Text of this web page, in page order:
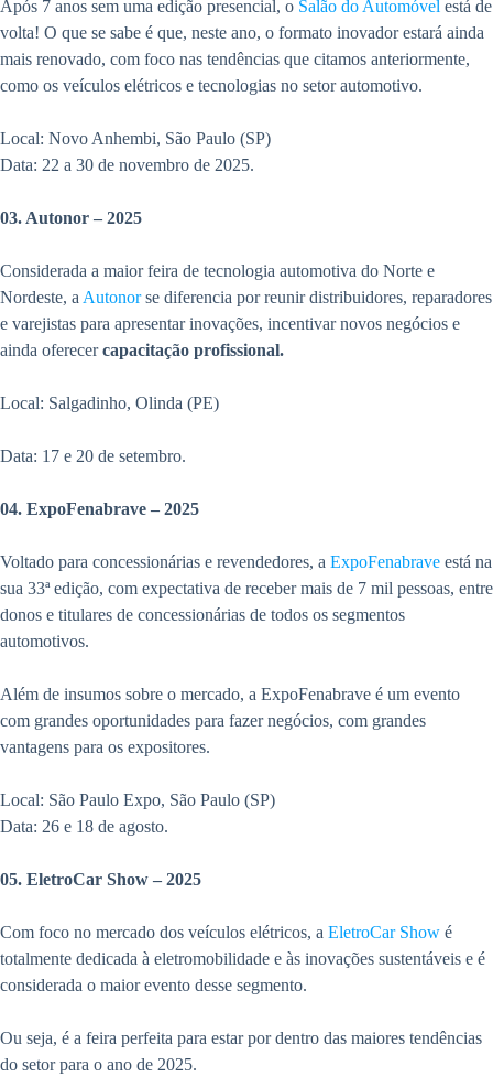
Após 7 anos sem uma edição presencial, o Salão do Automóvel está de
volta! O que se sabe é que, neste ano, o formato inovador estará ainda
mais renovado, com foco nas tendências que citamos anteriormente,
como os veículos elétricos e tecnologias no setor automotivo.
Local: Novo Anhembi, São Paulo (SP)
Data: 22 a 30 de novembro de 2025.
03. Autonor – 2025
Considerada a maior feira de tecnologia automotiva do Norte e
Nordeste, aAutonorse diferencia por reunir distribuidores, reparadores
e varejistas para apresentar inovações, incentivar novos negócios e
ainda oferecercapacitação profissional.
Local: Salgadinho, Olinda (PE)
Data: 17 e 20 de setembro.
04. ExpoFenabrave – 2025
Voltado para concessionárias e revendedores, a ExpoFenabrave está na
sua 33ª edição, com expectativa de receber mais de 7 mil pessoas, entre
donos e titulares de concessionárias de todos os segmentos
automotivos.
Além de insumos sobre o mercado, a ExpoFenabrave é um evento
com grandes oportunidades para fazer negócios, com grandes
vantagens para os expositores.
Local: São Paulo Expo, São Paulo (SP)
Data: 26 e 18 de agosto.
05. EletroCar Show – 2025
Com foco no mercado dos veículos elétricos, a EletroCar Show é
totalmente dedicada à eletromobilidade e às inovações sustentáveis e é
considerada o maior evento desse segmento.
Ou seja, é a feira perfeita para estar por dentro das maiores tendências
do setor para o ano de 2025.